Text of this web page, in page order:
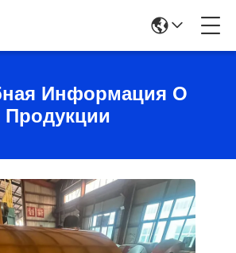
Информация О
Продукции